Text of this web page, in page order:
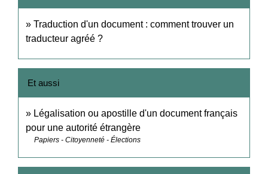
Traduction d'un document : comment trouver un
traducteur agréé ?
Et aussi
Légalisation ou apostille d'un document français
pour une autorité étrangère
Papiers - Citoyenneté - Élections